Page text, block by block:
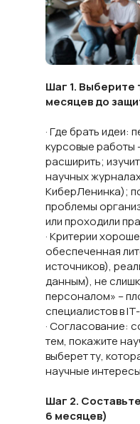
Шаг 1. Выберите
месяцев до
· Где брать идеи:
курсовые работы
расширить;
научных
КиберЛенинка);
проблемы
или проходили
· Критерии
обеспеченная
источников),
данным), не
персоналом» –
специалистов в
· Согласование:
тем, покажите
выберет ту,
научные
Шаг 2.
6 месяцев)